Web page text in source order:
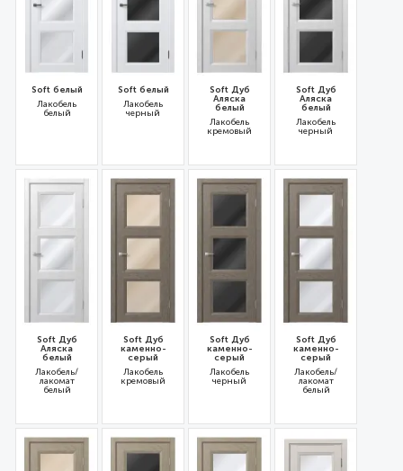
Soft белый
Лакобель
белый
35984
Soft белый
Лакобель
черный
31211
Soft Дуб
Аляска
белый
Лакобель
кремовый
31186
Soft Дуб
Аляска
белый
Лакобель
черный
31184
Soft Дуб
Аляска
белый
Лакобель/
лакомат
белый
31185
Soft Дуб
каменно-
серый
Лакобель
кремовый
31192
Soft Дуб
каменно-
серый
Лакобель
черный
31190
Soft Дуб
каменно-
серый
Лакобель/
лакомат
белый
31191